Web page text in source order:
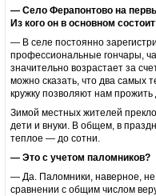
— Село Ферапонтово на
Из кого он в основном
— В селе постоянно
профессиональные гончары,
значительно возрастает за
можно сказать, что два самых
кружку позволяют нам
Зимой местных жителей
дети и внуки. В общем, в
теплое — до сотни.
— Это с учетом паломников?
— Да. Паломники, наверное, не
сравнении с общим числом